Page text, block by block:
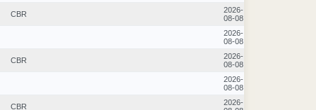
CBR
2026-
08-08
2026-
08-08
CBR
2026-
08-08
2026-
08-08
CBR
2026-